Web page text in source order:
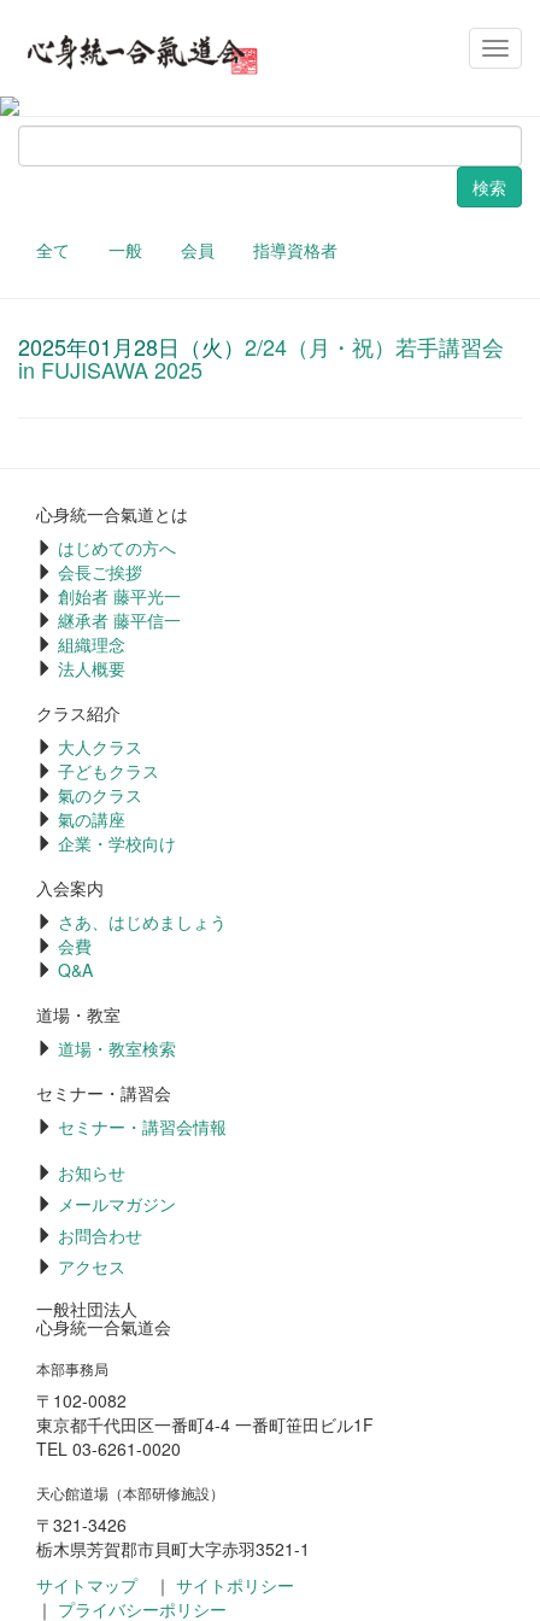
メ
イ
ナ
ゲ
ー
お知らせ
検
索
全て 一般 会員 指導資格者
2025年01月28日（火） 2/24（月・祝）若手講習会
in FUJISAWA 2025
心身統一合氣道とは
はじめての方へ
会長ご挨拶
創始者 藤平光一
継承者 藤平信一
組織理念
法人概要
クラス紹介
大人クラス
子どもクラス
氣のクラス
氣の講座
企業・学校向け
入会案内
さあ、はじめましょう
会費
Q&A
道場・教室
道場・教室検索
セミナー・講習会
セミナー・講習会情報
お知らせ
メールマガジン
お問合わせ
アクセス
一般社団法人
心身統一合氣道会
本部事務局
〒102-0082
東京都千代田区一番町4-4 一番町笹田ビル1F
TEL 03-6261-0020
天心館道場（本部研修施設）
〒321-3426
栃木県芳賀郡市貝町大字赤羽3521-1
サイトマップ
｜ サイトポリシー
｜ プライバシーポリシー